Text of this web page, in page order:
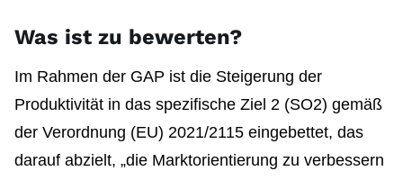
Was ist zu bewerten?
Im Rahmen der GAP ist die Steigerung der
Produktivität in das spezifische Ziel 2 (SO2) gemäß
der Verordnung (EU) 2021/2115 eingebettet, das
darauf abzielt, „die Marktorientierung zu verbessern